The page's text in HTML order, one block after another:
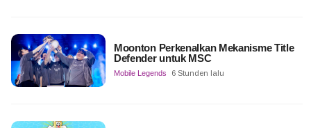
Moonton Perkenalkan Mekanisme Title
Defender untuk MSC
Mobile Legends 6 Stunden lalu